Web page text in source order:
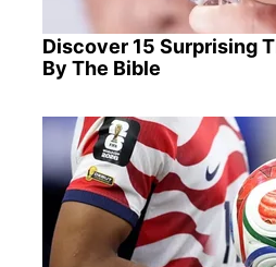
Discover 15 Surprising
By The Bible